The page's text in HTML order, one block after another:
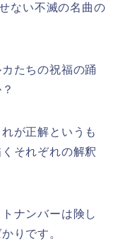
ない不滅の名曲の
たちの祝福の踊
が正解というも
それぞれの解釈
ナンバーは険し
りです。